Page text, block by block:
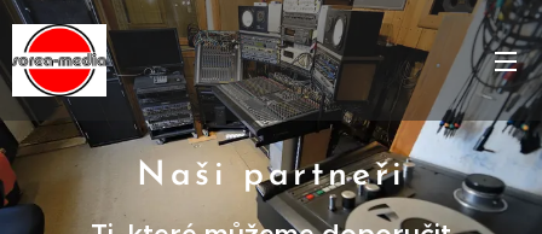
Naši partneři